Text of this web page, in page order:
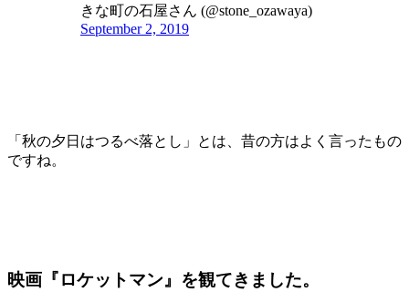
きな町の石屋さん (@stone_ozawaya)
September 2, 2019
「秋の夕日はつるべ落とし」とは、昔の方はよく言ったもの
ですね。
映画『ロケットマン』を観てきました。